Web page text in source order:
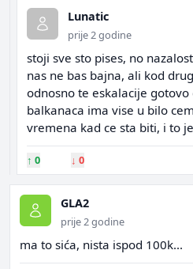
Lunatic
prije 2 godine
stoji sve sto pises, no
nas ne bas bajna, ali kod
odnosno te eskalacije
balkanaca ima vise u bilo
vremena kad ce sta biti, i to
↑ 0 ↓ 0
GLA2
prije 2 godine
ma to sića, nista ispod 100k...